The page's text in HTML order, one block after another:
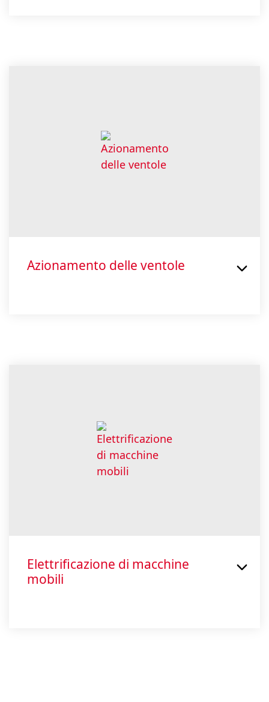
Azionamento delle ventole
Elettrificazione di macchine
mobili